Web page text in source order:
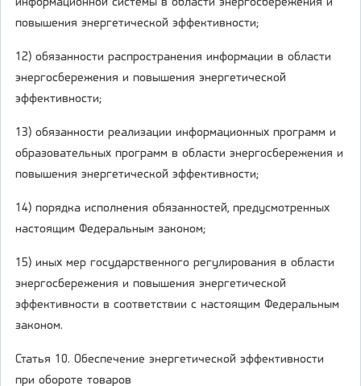
повышения энергетической эффективности;
12) обязанности распространения информации в области
энергосбережения и повышения энергетической
эффективности;
13) обязанности реализации информационных программ и
образовательных программ в области энергосбережения и
повышения энергетической эффективности;
14) порядка исполнения обязанностей, предусмотренных
настоящим Федеральным законом;
15) иных мер государственного регулирования в области
энергосбережения и повышения энергетической
эффективности в соответствии с настоящим Федеральным
законом.
Статья 10. Обеспечение энергетической эффективности
при обороте товаров